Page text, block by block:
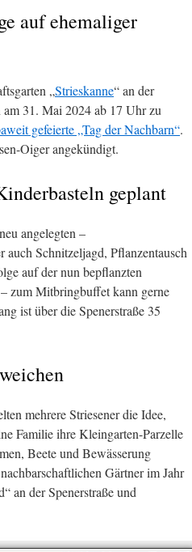
auf ehemaliger
„Strieskanne“ an der
am 31. Mai 2024 ab 17 Uhr zu
gefeierte „Tag der Nachbarn“.
Oiger angekündigt.
geplant
angelegten –
auch Schnitzeljagd, Pflanzentausch
auf der nun bepflanzten
zum Mitbringbuffet kann gerne
ist über die Spenerstraße 35
mehrere Striesener die Idee,
Familie ihre Kleingarten-Parzelle
Beete und Bewässerung
Gärtner im Jahr
an der Spenerstraße und